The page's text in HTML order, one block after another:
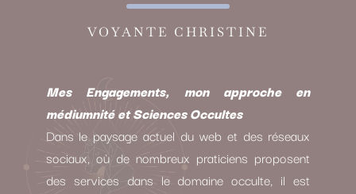
VOYANTE CHRISTINE
Mes Engagements, mon approche en
médiumnité et Sciences Occultes
Dans le paysage actuel du web et des réseaux
sociaux, où de nombreux praticiens proposent
des services dans le domaine occulte, il est